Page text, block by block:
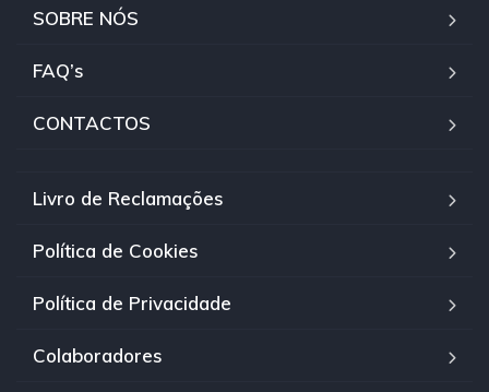
SOBRE NÓS
FAQ’s
CONTACTOS
Livro de Reclamações
Política de Cookies
Política de Privacidade
Colaboradores